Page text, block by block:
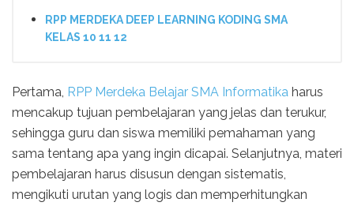
RPP MERDEKA DEEP LEARNING KODING SMA
KELAS 10 11 12
Pertama, RPP Merdeka Belajar SMA Informatika harus
mencakup tujuan pembelajaran yang jelas dan terukur,
sehingga guru dan siswa memiliki pemahaman yang
sama tentang apa yang ingin dicapai. Selanjutnya, materi
pembelajaran harus disusun dengan sistematis,
mengikuti urutan yang logis dan memperhitungkan